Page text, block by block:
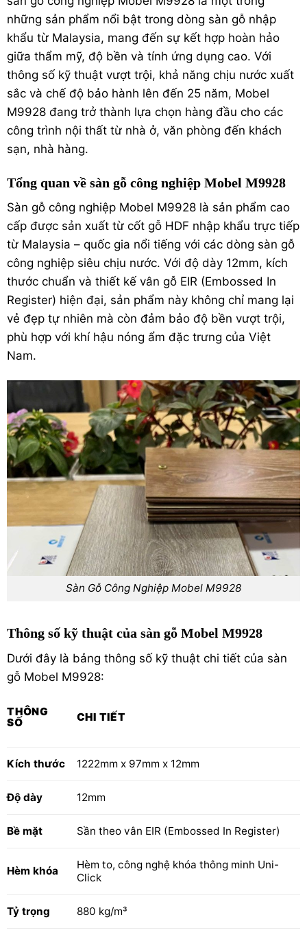
những sản phẩm nổi bật trong dòng sàn gỗ nhập
khẩu từ Malaysia, mang đến sự kết hợp hoàn hảo
giữa thẩm mỹ, độ bền và tính ứng dụng cao. Với
thông số kỹ thuật vượt trội, khả năng chịu nước xuất
sắc và chế độ bảo hành lên đến 25 năm, Mobel
M9928 đang trở thành lựa chọn hàng đầu cho các
công trình nội thất từ nhà ở, văn phòng đến khách
sạn, nhà hàng.
Tổng quan về sàn gỗ công nghiệp Mobel M9928
Sàn gỗ công nghiệp Mobel M9928 là sản phẩm cao
cấp được sản xuất từ cốt gỗ HDF nhập khẩu trực tiếp
từ Malaysia – quốc gia nổi tiếng với các dòng sàn gỗ
công nghiệp siêu chịu nước. Với độ dày 12mm, kích
thước chuẩn và thiết kế vân gỗ EIR (Embossed In
Register) hiện đại, sản phẩm này không chỉ mang lại
vẻ đẹp tự nhiên mà còn đảm bảo độ bền vượt trội,
phù hợp với khí hậu nóng ẩm đặc trưng của Việt
Nam.
Sàn Gỗ Công Nghiệp Mobel M9928
Thông số kỹ thuật của sàn gỗ Mobel M9928
Dưới đây là bảng thông số kỹ thuật chi tiết của sàn
gỗ Mobel M9928:
THÔNG
SỐ
CHI TIẾT
Kích thước 1222mm x 97mm x 12mm
Độ dày 12mm
Bề mặt Sần theo vân EIR (Embossed In Register)
Hèm khóa
Hèm to, công nghệ khóa thông minh Uni-
Click
Tỷ trọng 880 kg/m³